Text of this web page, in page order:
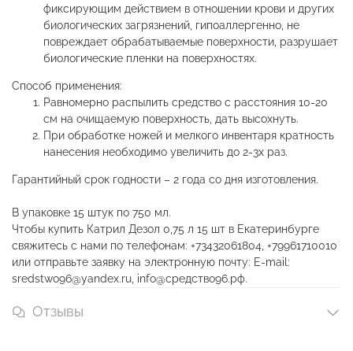
фиксирующим действием в отношении крови и других
биологических загрязнений, гипоаллергенно, не
повреждает обрабатываемые поверхности, разрушает
биологические пленки на поверхностях.
Способ применения:
Равномерно распылить средство с расстояния 10-20
см на очищаемую поверхность, дать высохнуть.
При обработке ножей и мелкого инвентаря кратность
нанесения необходимо увеличить до 2-3х раз.
Гарантийный срок годности – 2 года со дня изготовления.
В упаковке 15 штук по 750 мл.
Чтобы купить Катрил Дезол 0,75 л 15 шт в Екатеринбурге
свяжитесь с нами по телефонам: +73432061804, +79961710010
или отправьте заявку на электронную почту: E-mail:
sredstwo96@yandex.ru, info@средство96.рф.
Отзывы